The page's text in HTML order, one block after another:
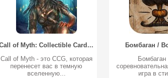
Call of Myth: Collectible Card Game
Call of Myth - это CCG, которая
перенесет вас в темную
вселенную...
Бомбаган /
Бомбаган
игра в